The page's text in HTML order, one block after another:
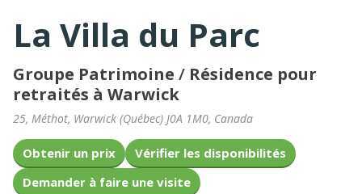
La Villa du Parc
Groupe Patrimoine / Résidence pour
retraités à Warwick
25, Méthot, Warwick (Québec) J0A 1M0, Canada
Obtenir un prix
Vérifier les disponibilités
Demander à faire une visite